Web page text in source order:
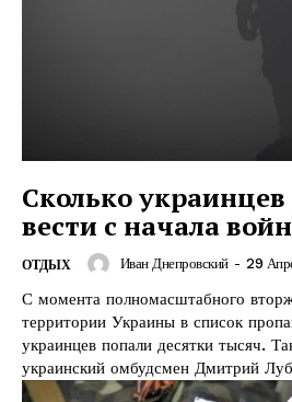
Сколько украинцев
вести с начала
ОТДЫХ Иван Днепровский - 29
С момента полномасштабного
территории Украины в список
украинцев попали десятки тысяч.
украинский омбудсмен Дмитрий